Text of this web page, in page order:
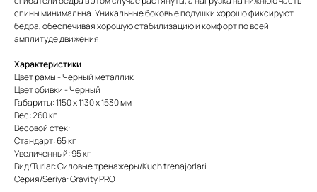
спины минимальна. Уникальные боковые подушки хорошо фиксируют
бедра, обеспечивая хорошую стабилизацию и комфорт по всей
амплитуде движения.
Характеристики
Цвет рамы - Черный металлик
Цвет обивки - Черный
Габариты: 1150 х 1130 х 1530 мм
Вес: 260 кг
Весовой стек:
Стандарт: 65 кг
Увеличенный: 95 кг
Вид/Turlar: Силовые тренажеры/Kuch trenajorlari
Серия/Seriya: Gravity PRO